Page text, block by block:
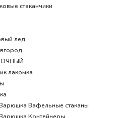
стаканчики
лед
лакомка
Вафельные стаканы